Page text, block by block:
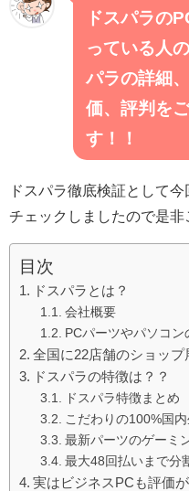
ドスパラの
っている人
パラの詳細
価、評判を
す！！
ドスパラ徹底検証として
チェックしましたので是非
目次
ドスパラとは？
会社概要
PCパーツやパソコン
全国に22店舗のショップ
ドスパラの特徴は？？
ドスパラ特徴まとめ
こだわりの100%国
最新パーツのゲーミ
最大48回払いまで分
実はビジネスPCも評価